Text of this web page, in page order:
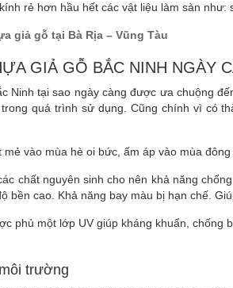
rẻ hơn hầu hết các vật liệu làm sàn
giả gỗ tại Bà Rịa – Vũng Tàu
GIẢ GỖ BẮC NINH NGÀY
Ninh tại sao ngày càng được ưa chuộng
quá trình sử dụng. Cũng chính vì có
mẻ vào mùa hè oi bức, ấm áp vào mùa
chất nguyên sinh cho nên khả năng
bền cao. Khả năng bay màu bị hạn chế.
phủ một lớp UV giúp kháng khuẩn,
trường